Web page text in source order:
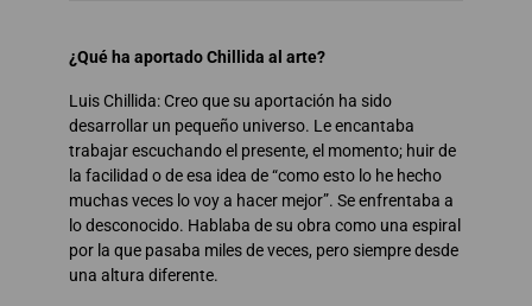
¿Qué ha aportado Chillida al arte?
Luis Chillida: Creo que su aportación ha sido
desarrollar un pequeño universo. Le encantaba
trabajar escuchando el presente, el momento; huir de
la facilidad o de esa idea de “como esto lo he hecho
muchas veces lo voy a hacer mejor”. Se enfrentaba a
lo desconocido. Hablaba de su obra como una espiral
por la que pasaba miles de veces, pero siempre desde
una altura diferente.